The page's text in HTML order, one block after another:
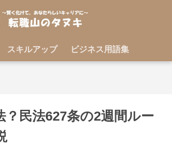
スキルアップ ビジネス用語集
？民法627条の2週間ルー